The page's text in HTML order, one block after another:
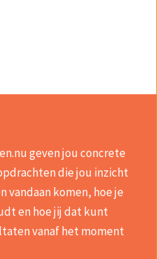
geven jou concrete
die jou inzicht
vandaan komen, hoe je
en hoe jij dat kunt
vanaf het moment